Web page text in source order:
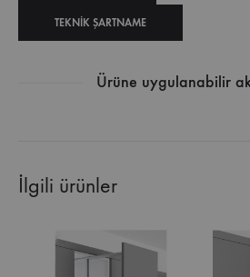
TEKNIK ŞARTNAME
Ürüne uygulanabilir
İlgili ürünler